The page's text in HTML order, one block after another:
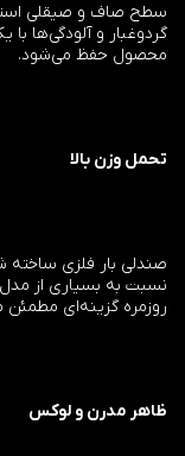
سطح صاف و صیقلی
گردوغبار و آلودگی‌ها
محصول حفظ می‌شود.
تحمل وزن بالا
صندلی بار فلزی
نسبت به بسیاری از
روزمره گزینه‌ای
ظاهر مدرن و لوکس